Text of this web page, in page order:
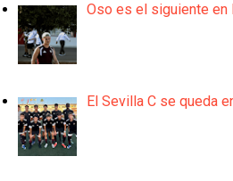
Oso es el siguiente en
El Sevilla C se queda